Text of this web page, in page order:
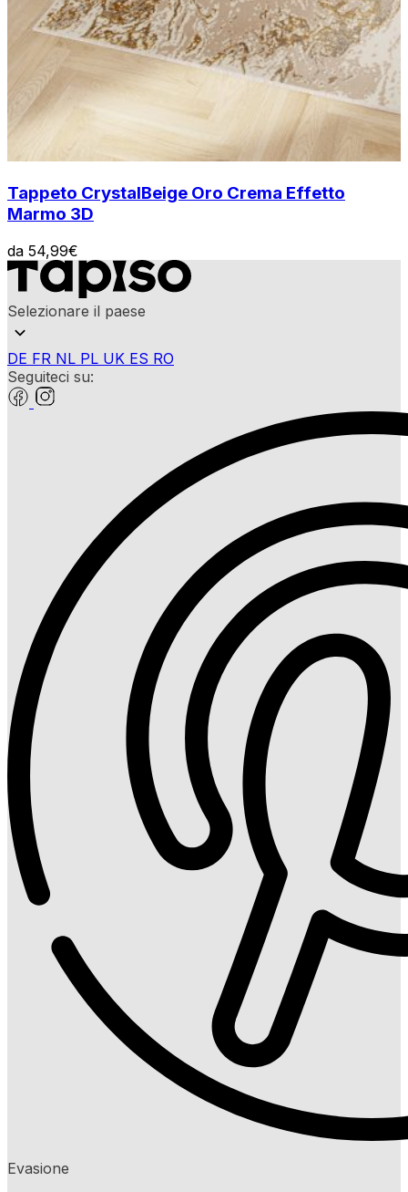
Tappeto CrystalBeige Oro Crema Effetto
Marmo 3D
da 54,99€
Selezionare il paese
DE FR NL PL UK ES RO
Seguiteci su:
Evasione